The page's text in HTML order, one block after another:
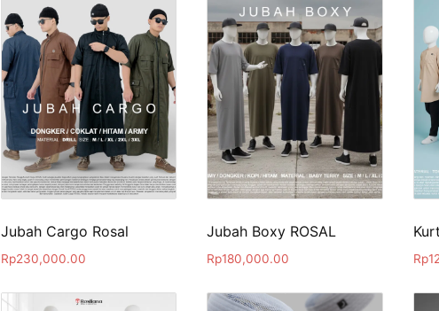
Jubah Cargo Rosal
Rp230,000.00
Jubah Boxy ROSAL
Rp180,000.00 Rp